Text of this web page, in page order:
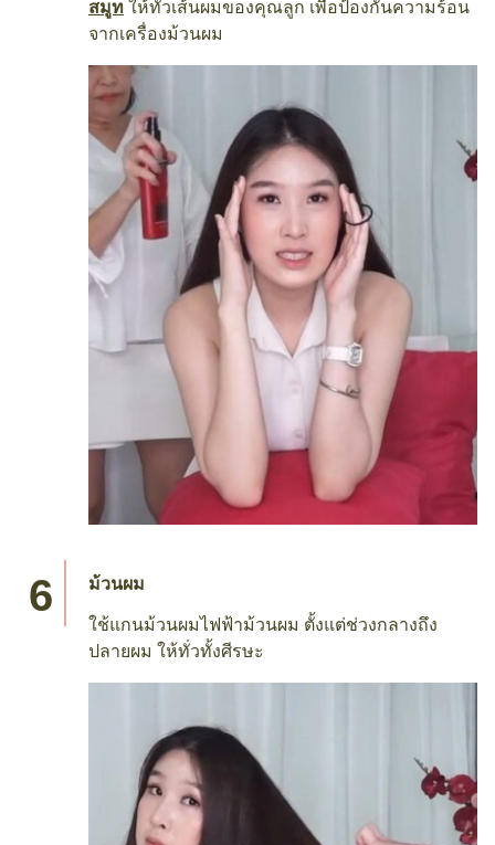
สมูท ให้ทั่วเส้นผมของคุณลูก เพื่อป้องกันความร้อน
จากเครื่องม้วนผม
ม้วนผม
ใช้แกนม้วนผมไฟฟ้าม้วนผม ตั้งแต่ช่วงกลางถึง
ปลายผม ให้ทั่วทั้งศีรษะ